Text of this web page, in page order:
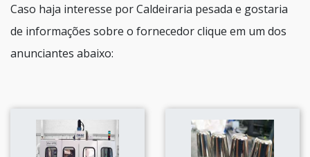
Caso haja interesse por Caldeiraria pesada e gostaria
de informações sobre o fornecedor clique em um dos
anunciantes abaixo: